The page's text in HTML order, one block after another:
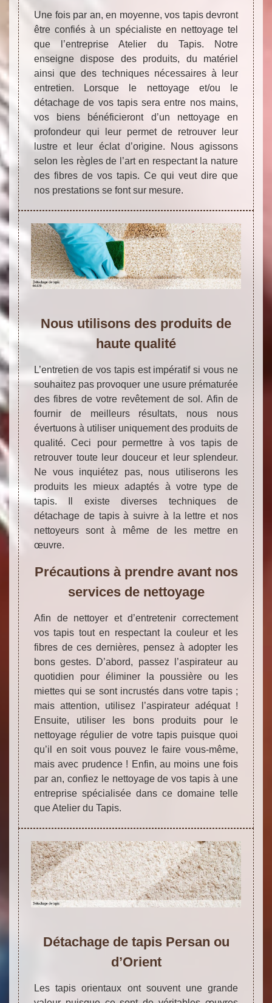
Une fois par an, en moyenne, vos tapis devront
être confiés à un spécialiste en nettoyage tel
que l’entreprise Atelier du Tapis. Notre
enseigne dispose des produits, du matériel
ainsi que des techniques nécessaires à leur
entretien. Lorsque le nettoyage et/ou le
détachage de vos tapis sera entre nos mains,
vos biens bénéficieront d’un nettoyage en
profondeur qui leur permet de retrouver leur
lustre et leur éclat d’origine. Nous agissons
selon les règles de l’art en respectant la nature
des fibres de vos tapis. Ce qui veut dire que
nos prestations se font sur mesure.
Nous utilisons des produits de
haute qualité
L’entretien de vos tapis est impératif si vous ne
souhaitez pas provoquer une usure prématurée
des fibres de votre revêtement de sol. Afin de
fournir de meilleurs résultats, nous nous
évertuons à utiliser uniquement des produits de
qualité. Ceci pour permettre à vos tapis de
retrouver toute leur douceur et leur splendeur.
Ne vous inquiétez pas, nous utiliserons les
produits les mieux adaptés à votre type de
tapis. Il existe diverses techniques de
détachage de tapis à suivre à la lettre et nos
nettoyeurs sont à même de les mettre en
œuvre.
Précautions à prendre avant nos
services de nettoyage
Afin de nettoyer et d’entretenir correctement
vos tapis tout en respectant la couleur et les
fibres de ces dernières, pensez à adopter les
bons gestes. D’abord, passez l’aspirateur au
quotidien pour éliminer la poussière ou les
miettes qui se sont incrustés dans votre tapis ;
mais attention, utilisez l’aspirateur adéquat !
Ensuite, utiliser les bons produits pour le
nettoyage régulier de votre tapis puisque quoi
qu’il en soit vous pouvez le faire vous-même,
mais avec prudence ! Enfin, au moins une fois
par an, confiez le nettoyage de vos tapis à une
entreprise spécialisée dans ce domaine telle
que Atelier du Tapis.
Détachage de tapis Persan ou
d’Orient
Les tapis orientaux ont souvent une grande